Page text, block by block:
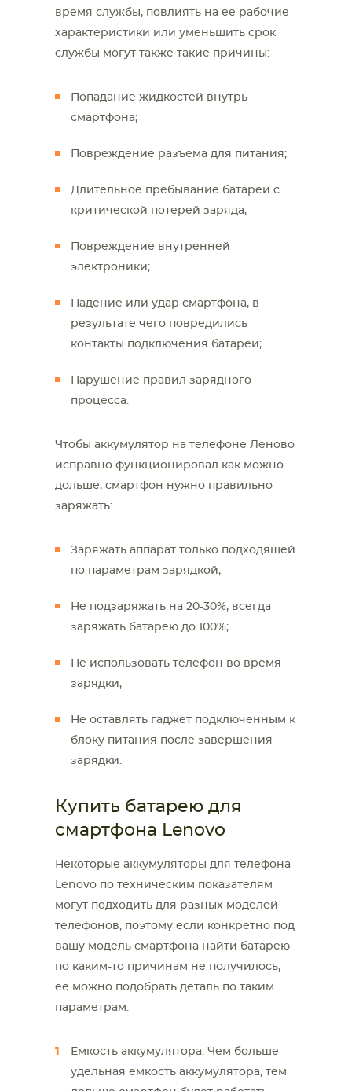
время службы, повлиять на ее рабочие
характеристики или уменьшить срок
службы могут также такие причины:
Попадание жидкостей внутрь
смартфона;
Повреждение разъема для питания;
Длительное пребывание батареи с
критической потерей заряда;
Повреждение внутренней
электроники;
Падение или удар смартфона, в
результате чего повредились
контакты подключения батареи;
Нарушение правил зарядного
процесса.
Чтобы аккумулятор на телефоне Леново
исправно функционировал как можно
дольше, смартфон нужно правильно
заряжать:
Заряжать аппарат только подходящей
по параметрам зарядкой;
Не подзаряжать на 20-30%, всегда
заряжать батарею до 100%;
Не использовать телефон во время
зарядки;
Не оставлять гаджет подключенным к
блоку питания после завершения
зарядки.
Купить батарею для
смартфона Lenovo
Некоторые аккумуляторы для телефона
Lenovo по техническим показателям
могут подходить для разных моделей
телефонов, поэтому если конкретно под
вашу модель смартфона найти батарею
по каким-то причинам не получилось,
ее можно подобрать деталь по таким
параметрам:
Емкость аккумулятора. Чем больше
удельная емкость аккумулятора, тем